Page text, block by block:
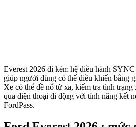
Everest 2026 đi kèm hệ điều hành
giúp người dùng có thể điều khiển bằng
Xe có thể đề nổ từ xa, kiểm tra tình trạng
qua điện thoại di động với tính năng kết
FordPass.